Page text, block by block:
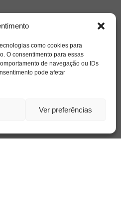
como cookies para
O consentimento para essas
de navegação ou IDs
pode afetar
Ver preferências
depressao
família filme
liberdade livro
relato